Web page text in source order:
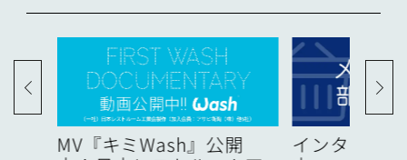
MV『キミWash』公開 インターネ